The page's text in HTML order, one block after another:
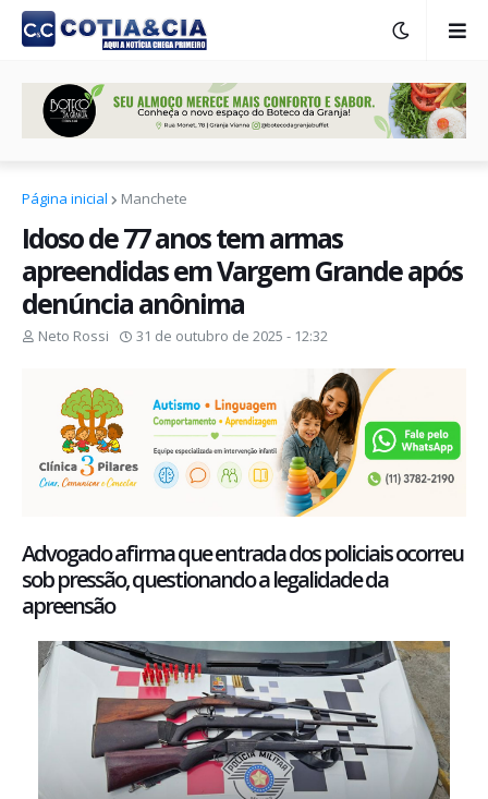
Página inicial Manchete
Idoso de 77 anos tem armas
apreendidas em Vargem Grande após
denúncia anônima
Neto Rossi 31 de outubro de 2025 - 12:32
Advogado afirma que entrada dos policiais ocorreu
sob pressão, questionando a legalidade da
apreensão